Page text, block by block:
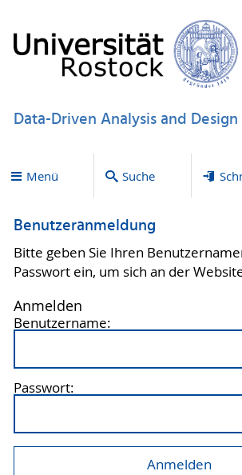
Data-Driven Analysis and
Menü Suche
Benutzeranmeldung
Bitte geben Sie Ihren
Passwort ein, um sich an der
Anmelden
Benutzername:
Passwort: